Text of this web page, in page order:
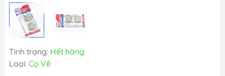
Tình trạng: Hết hàng
Loại: Cọ Vẽ